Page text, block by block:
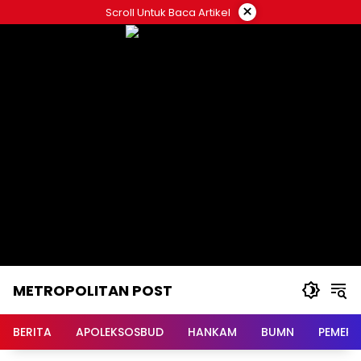
ke
Scroll Untuk Baca Artikel ×
METROPOLITAN POST
BERITA APOLEKSOSBUD HANKAM BUMN